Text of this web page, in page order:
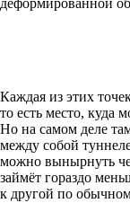
деформированной
Каждая из этих
то есть место, куда
Но на самом деле
между собой
можно вынырнуть
займёт гораздо
к другой по